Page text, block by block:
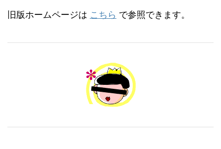
旧版ホームページは こちら で参照できます。